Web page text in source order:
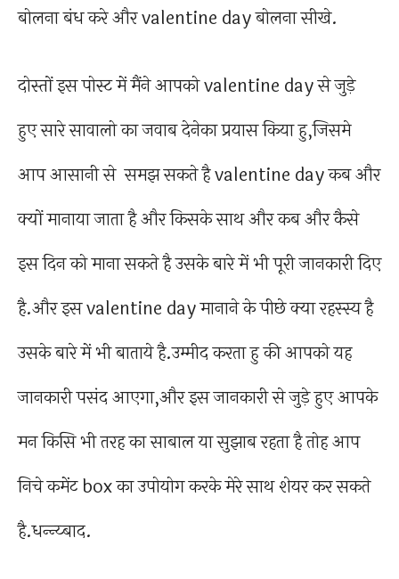
बोलना बंध करे और valentine day बोलना सीखे.
दोस्तों इस पोस्ट में मैंने आपको valentine day से जुड़े
हुए सारे सावालो का जवाब देनेका प्रयास किया हु,जिसमे
आप आसानी से समझ सकते है valentine day कब और
क्यों मानाया जाता है और किसके साथ और कब और कैसे
इस दिन को माना सकते है उसके बारे में भी पूरी जानकारी दिए
है.और इस valentine day मानाने के पीछे क्या रहस्स्य है
उसके बारे में भी बाताये है.उम्मीद करता हु की आपको यह
जानकारी पसंद आएगा,और इस जानकारी से जुड़े हुए आपके
मन किसि भी तरह का साबाल या सुझाब रहता है तोह आप
निचे कमेंट box का उपोयोग करके मेरे साथ शेयर कर सकते
है.धन्न्य्बाद.